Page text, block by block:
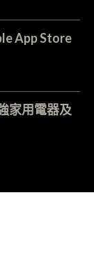
App Store
家用電器及